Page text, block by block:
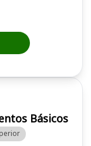
Básicos